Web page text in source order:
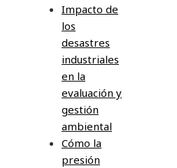
Impacto de
los
desastres
industriales
en la
evaluación y
gestión
ambiental
Cómo la
presión